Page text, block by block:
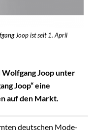
Joop ist seit 1. April
Joop unter
Joop“ eine
auf den Markt.
deutschen Mode-